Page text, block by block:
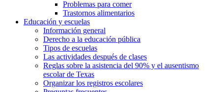
Problemas para comer
Trastornos alimentarios
Educación y escuelas
Información general
Derecho a la educación pública
Tipos de escuelas
Las actividades después de clases
Reglas sobre la asistencia del 90% y el ausentismo
escolar de Texas
Organizar los registros escolares